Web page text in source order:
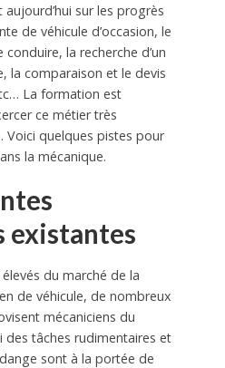
sur les progrès
de véhicule d’occasion, le
la recherche d’un
la comparaison et le devis
La formation est
ce métier très
Voici quelques pistes pour
la mécanique.
existantes
du marché de la
de véhicule, de nombreux
mécaniciens du
des tâches rudimentaires et
sont à la portée de